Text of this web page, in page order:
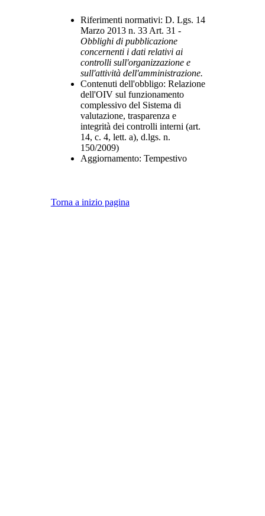
Riferimenti normativi: D. Lgs. 14
Marzo 2013 n. 33 Art. 31 -
Obblighi di pubblicazione
concernenti i dati relativi ai
controlli sull'organizzazione e
sull'attività dell'amministrazione.
Contenuti dell'obbligo: Relazione
dell'OIV sul funzionamento
complessivo del Sistema di
valutazione, trasparenza e
integrità dei controlli interni (art.
14, c. 4, lett. a), d.lgs. n.
150/2009)
Aggiornamento: Tempestivo
Torna a inizio pagina